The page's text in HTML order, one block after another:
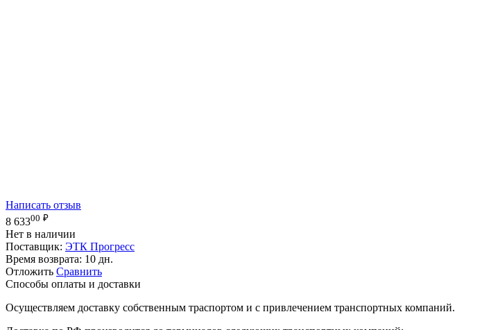
Написать отзыв
8 63300 ₽
Нет в наличии
Поставщик: ЭТК Прогресс
Время возврата: 10 дн.
Отложить Сравнить
Способы оплаты и доставки
Осуществляем доставку собственным траспортом и с привлечением транспортных компаний.